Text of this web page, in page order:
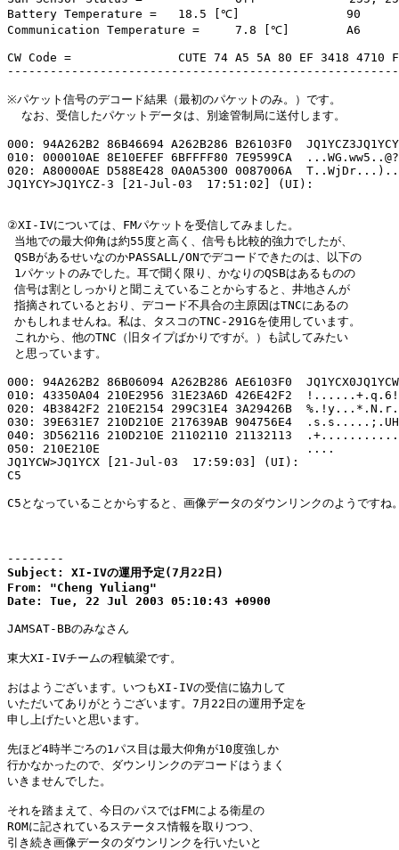
Battery Temperature =   18.5 [℃]               90
Communication Temperature =     7.8 [℃]        A6
CW Code =               CUTE 74 A5 5A 80 EF 3418 4710
※パケット信号のデコード結果（最初のパケットのみ。）です。
  なお、受信したパケットデータは、別途管制局に送付します。
000: 94A262B2 86B46694 A262B286 B26103F0
010: 000010AE 8E10EFEF 6BFFFF80 7E9599CA
020: A80000AE D588E428 0A0A5300 0087006A
JQ1YCY>JQ1YCZ-3 [21-Jul-03  17:51:02] (UI):
②XI-IVについては、FMパケットを受信してみました。
当地での最大仰角は約55度と高く、信号も比較的強力でしたが、
QSBがあるせいなのかPASSALL/ONでデコードできたのは、以下の
1パケットのみでした。耳で聞く限り、かなりのQSBはあるものの
信号は割としっかりと聞こえていることからすると、井地さんが
指摘されているとおり、デコード不具合の主原因はTNCにあるの
かもしれませんね。私は、タスコのTNC-291Gを使用しています。
これから、他のTNC（旧タイプばかりですが。）も試してみたい
と思っています。
000: 94A262B2 86B06094 A262B286 AE6103F0
010: 43350A04 210E2956 31E23A6D 426E42F2
020: 4B3842F2 210E2154 299C31E4 3A29426B
030: 39E631E7 210D210E 217639AB 904756E4
040: 3D562116 210D210E 21102110 21132113
050: 210E210E                             ....
JQ1YCW>JQ1YCX [21-Jul-03  17:59:03] (UI):
C5
C5となっていることからすると、画像データのダウンリンクのようですね
--------
Subject: XI-IVの運用予定(7月22日)
From: "Cheng Yuliang"
Date: Tue, 22 Jul 2003 05:10:43 +0900
JAMSAT-BBのみなさん
東大XI-IVチームの程毓梁です。
おはようございます。いつもXI-IVの受信に協力して
いただいてありがとうございます。7月22日の運用予定を
申し上げたいと思います。
先ほど4時半ごろの1パス目は最大仰角が10度強しか
行かなかったので、ダウンリンクのデコードはうまく
いきませんでした。
それを踏まえて、今日のパスではFMによる衛星の
ROMに記されているステータス情報を取りつつ、
引き続き画像データのダウンリンクを行いたいと